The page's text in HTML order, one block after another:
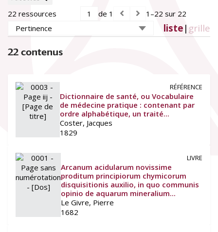
17e siècle(2)
19e siècle(15)
Université Paris Cité. BIU Santé Médecine
Bibliothèque nationale de France (BnF)
(8)
Université Paris Cité. BIU Santé Pharmacie(3)
22 ressources
de 1 1–22 sur 22
liste | grille
22 contenus
RÉFÉRENCE
Dictionnaire de santé, ou Vocabulaire
de médecine pratique : contenant par
ordre alphabétique, un traité...
Coster, Jacques
1829
LIVRE
Arcanum acidularum novissime
proditum principiorum chymicorum
disquisitionis auxilio, in quo communis
opinio de aquarum mineralium...
Le Givre, Pierre
1682